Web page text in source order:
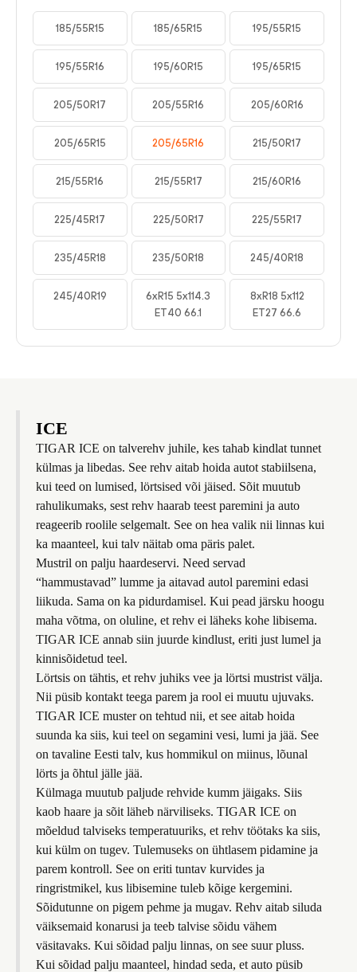
185/55R15 185/65R15 195/55R15
195/55R16 195/60R15 195/65R15
205/50R17 205/55R16 205/60R16
205/65R15 205/65R16 215/50R17
215/55R16 215/55R17 215/60R16
225/45R17 225/50R17 225/55R17
235/45R18 235/50R18 245/40R18
245/40R19
6xR15 5x114.3
ET40 66.1
8xR18 5x112
ET27 66.6
ICE
TIGAR ICE on talverehv juhile, kes tahab kindlat tunnet
külmas ja libedas. See rehv aitab hoida autot stabiilsena,
kui teed on lumised, lörtsised või jäised. Sõit muutub
rahulikumaks, sest rehv haarab teest paremini ja auto
reageerib roolile selgemalt. See on hea valik nii linnas kui
ka maanteel, kui talv näitab oma päris palet.
Mustril on palju haardeservi. Need servad
“hammustavad” lumme ja aitavad autol paremini edasi
liikuda. Sama on ka pidurdamisel. Kui pead järsku hoogu
maha võtma, on oluline, et rehv ei läheks kohe libisema.
TIGAR ICE annab siin juurde kindlust, eriti just lumel ja
kinnisõidetud teel.
Lörtsis on tähtis, et rehv juhiks vee ja lörtsi mustrist välja.
Nii püsib kontakt teega parem ja rool ei muutu ujuvaks.
TIGAR ICE muster on tehtud nii, et see aitab hoida
suunda ka siis, kui teel on segamini vesi, lumi ja jää. See
on tavaline Eesti talv, kus hommikul on miinus, lõunal
lörts ja õhtul jälle jää.
Külmaga muutub paljude rehvide kumm jäigaks. Siis
kaob haare ja sõit läheb närviliseks. TIGAR ICE on
mõeldud talviseks temperatuuriks, et rehv töötaks ka siis,
kui külm on tugev. Tulemuseks on ühtlasem pidamine ja
parem kontroll. See on eriti tuntav kurvides ja
ringristmikel, kus libisemine tuleb kõige kergemini.
Sõidutunne on pigem pehme ja mugav. Rehv aitab siluda
väiksemaid konarusi ja teeb talvise sõidu vähem
väsitavaks. Kui sõidad palju linnas, on see suur pluss.
Kui sõidad palju maanteel, hindad seda, et auto püsib